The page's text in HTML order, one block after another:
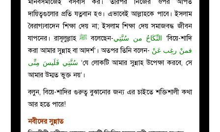
মানবসমাজেই বসবাস কর। তারপর নিজের ওপর অর্পিত
দায়িত্বগুলোর প্রতি যত্নবান হও। এভাবেই আল্লাহকে পাবে। ইসলাম
বৈরাগ্যবাদেন শিক্ষা দেয় না; ইসলাম শিক্ষা দেয় সমাজবদ্ধ জীবন
যাপনের। রাসূলুল্লাহﷺ বলেছেন-النِّكَاحُ من سُنَّتِي ‘বিয়ে-শাদি
করা আমার সুন্নাহ বা আদর্শ’। অতপর তিনি বলেন- فمنْ رغِب عَنْ
سُنَّتِي فَلَيسَ مِنِّى ‘যে লোকটি আমার সুন্নাহ উপেক্ষা করবে, সে
আমার উম্মত ভুক্ত নয়’।
বলুন, বিয়ে-শাদির গুরুত্ব বুঝানোর জন্য এর চাইতে শক্তিশালী কথা
আর হতে পারে!
নবীদের সুন্নাত